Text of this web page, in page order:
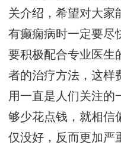
关介绍，希望对大家
有癫痫病时一定要尽
要积极配合专业医生
者的治疗方法，这样
用一直是人们关注的
够少花点钱，就相信
仅没好，反而更加严